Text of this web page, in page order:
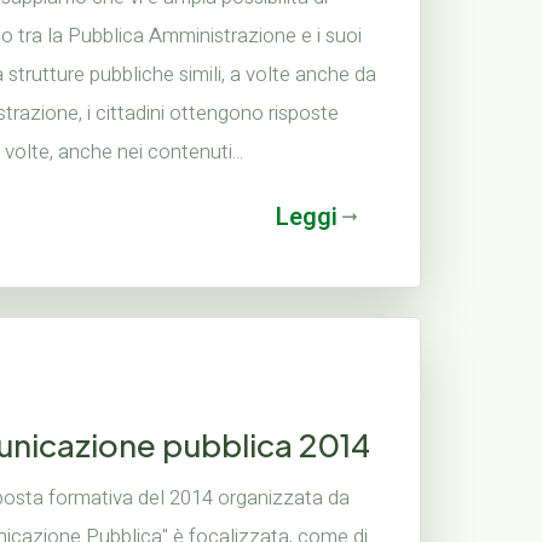
tra la Pubblica Amministrazione e i suoi
pubbliche simili, a volte anche da
i cittadini ottengono risposte
anche nei contenuti...
Leggi
pubblica 2014
formativa del 2014 organizzata da